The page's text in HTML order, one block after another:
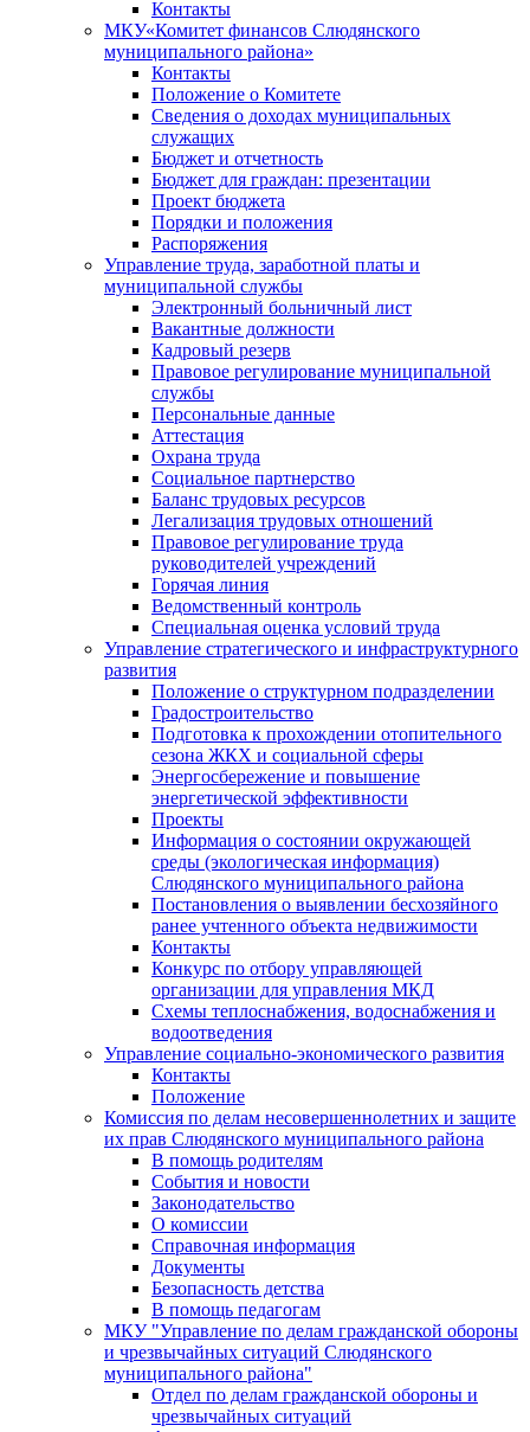
Контакты
МКУ«Комитет финансов Слюдянского
муниципального района»
Контакты
Положение о Комитете
Сведения о доходах муниципальных
служащих
Бюджет и отчетность
Бюджет для граждан: презентации
Проект бюджета
Порядки и положения
Распоряжения
Управление труда, заработной платы и
муниципальной службы
Электронный больничный лист
Вакантные должности
Кадровый резерв
Правовое регулирование муниципальной
службы
Персональные данные
Аттестация
Охрана труда
Социальное партнерство
Баланс трудовых ресурсов
Легализация трудовых отношений
Правовое регулирование труда
руководителей учреждений
Горячая линия
Ведомственный контроль
Специальная оценка условий труда
Управление стратегического и инфраструктурного
развития
Положение о структурном подразделении
Градостроительство
Подготовка к прохождении отопительного
сезона ЖКХ и социальной сферы
Энергосбережение и повышение
энергетической эффективности
Проекты
Информация о состоянии окружающей
среды (экологическая информация)
Слюдянского муниципального района
Постановления о выявлении бесхозяйного
ранее учтенного объекта недвижимости
Контакты
Конкурс по отбору управляющей
организации для управления МКД
Схемы теплоснабжения, водоснабжения и
водоотведения
Управление социально-экономического развития
Контакты
Положение
Комиссия по делам несовершеннолетних и защите
их прав Слюдянского муниципального района
В помощь родителям
События и новости
Законодательство
О комиссии
Справочная информация
Документы
Безопасность детства
В помощь педагогам
МКУ "Управление по делам гражданской обороны
и чрезвычайных ситуаций Слюдянского
муниципального района"
Отдел по делам гражданской обороны и
чрезвычайных ситуаций